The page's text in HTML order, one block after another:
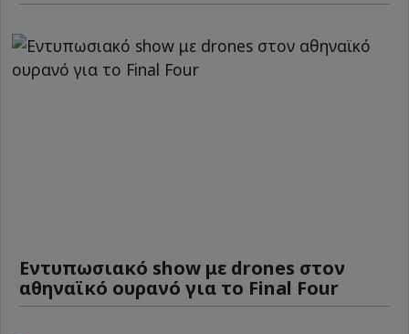
Εντυπωσιακό show με drones στον
αθηναϊκό ουρανό για το Final Four